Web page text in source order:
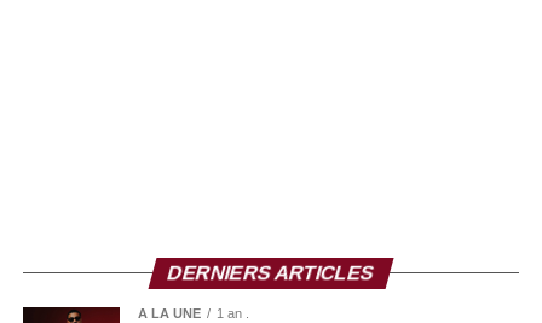
DERNIERS ARTICLES
A LA UNE 1 an .